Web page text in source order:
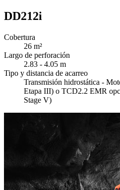
DD212i
Cobertura
26 m²
Largo de perforación
2.83 - 4.05 m
Tipo y distancia de acarreo
Transmisión hidrostática -
Etapa III) o TCD2.2 EMR
Stage V)